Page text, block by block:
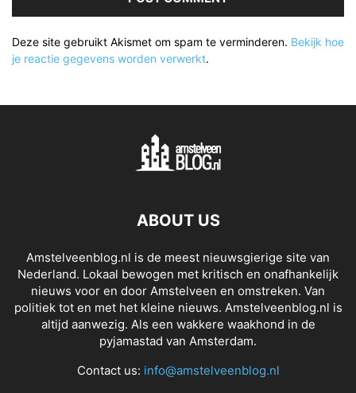
Deze site gebruikt Akismet om spam te verminderen. Bekijk hoe
je reactie gegevens worden verwerkt.
ABOUT US
Amstelveenblog.nl is de meest nieuwsgierige site van
Nederland. Lokaal bewogen met kritisch en onafhankelijk
nieuws voor en door Amstelveen en omstreken. Van
politiek tot en met het kleine nieuws. Amstelveenblog.nl is
altijd aanwezig. Als een wakkere waakhond in de
pyjamastad van Amsterdam.
Contact us: info@amstelveenblog.nl